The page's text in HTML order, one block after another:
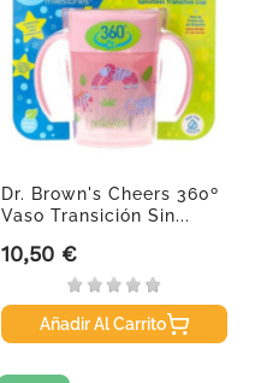
Dr. Brown's Cheers 360º
Vaso Transición Sin...
Precio
10,50 €
Añadir Al Carrito